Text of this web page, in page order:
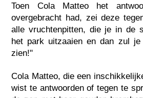
Toen Cola Matteo het
overgebracht had, zei deze
alle vruchtenpitten, die je in de
het park uitzaaien en dan zul
zien!"
Cola Matteo, die een
wist te antwoorden of tegen te